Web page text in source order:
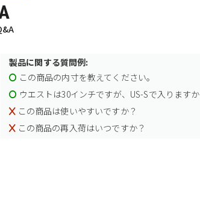
製品に関する質問例:
この商品の内寸を教えてください。
ウエストは30インチですが、US-Sで入りますか
この商品は使いやすいですか？
この商品の再入荷はいつですか？